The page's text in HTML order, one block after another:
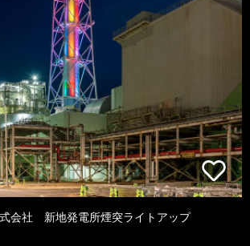
会社 新地発電所煙突ライトアップ